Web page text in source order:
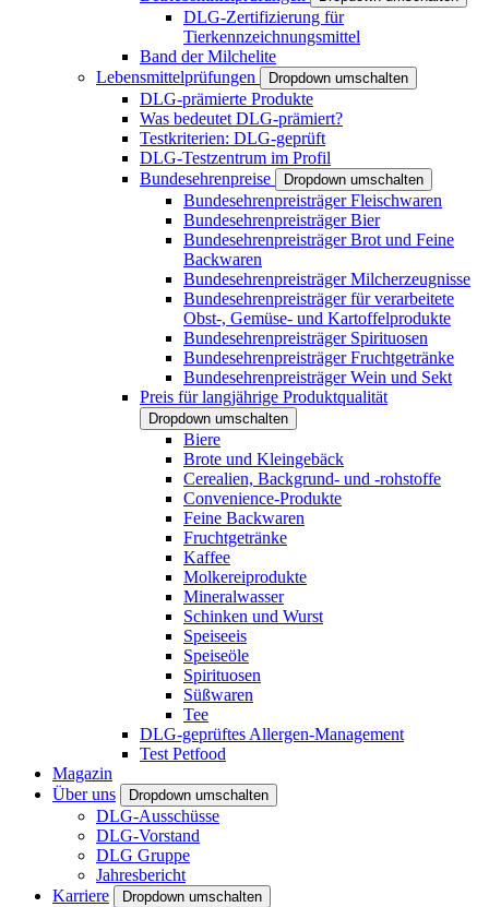
DLG-Zertifizierung für
Tierkennzeichnungsmittel
Band der Milchelite
Lebensmittelprüfungen
Dropdown umschalten
DLG-prämierte Produkte
Was bedeutet DLG-prämiert?
Testkriterien: DLG-geprüft
DLG-Testzentrum im Profil
Bundesehrenpreise
Dropdown umschalten
Bundesehrenpreisträger Fleischwaren
Bundesehrenpreisträger Bier
Bundesehrenpreisträger Brot und Feine
Backwaren
Bundesehrenpreisträger Milcherzeugnisse
Bundesehrenpreisträger für verarbeitete
Obst-, Gemüse- und Kartoffelprodukte
Bundesehrenpreisträger Spirituosen
Bundesehrenpreisträger Fruchtgetränke
Bundesehrenpreisträger Wein und Sekt
Preis für langjährige Produktqualität
Dropdown umschalten
Biere
Brote und Kleingebäck
Cerealien, Backgrund- und -rohstoffe
Convenience-Produkte
Feine Backwaren
Fruchtgetränke
Kaffee
Molkereiprodukte
Mineralwasser
Schinken und Wurst
Speiseeis
Speiseöle
Spirituosen
Süßwaren
Tee
DLG-geprüftes Allergen-Management
Test Petfood
Magazin
Über uns
Dropdown umschalten
DLG-Ausschüsse
DLG-Vorstand
DLG Gruppe
Jahresbericht
Karriere
Dropdown umschalten